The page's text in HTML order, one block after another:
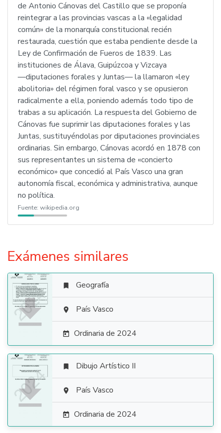
de Antonio Cánovas del Castillo que se proponía
reintegrar a las provincias vascas a la «legalidad
común» de la monarquía constitucional recién
restaurada, cuestión que estaba pendiente desde la
Ley de Confirmación de Fueros de 1839. Las
instituciones de Álava, Guipúzcoa y Vizcaya
―diputaciones forales y Juntas― la llamaron «ley
abolitoria» del régimen foral vasco y se opusieron
radicalmente a ella, poniendo además todo tipo de
trabas a su aplicación. La respuesta del Gobierno de
Cánovas fue suprimir las diputaciones forales y las
Juntas, sustituyéndolas por diputaciones provinciales
ordinarias. Sin embargo, Cánovas acordó en 1878 con
sus representantes un sistema de «concierto
económico» que concedió al País Vasco una gran
autonomía fiscal, económica y administrativa, aunque
no política.
Fuente: wikipedia.org
Exámenes similares

 Geografía
 País Vasco
 Ordinaria de 2024

 Dibujo Artístico II
 País Vasco
 Ordinaria de 2024